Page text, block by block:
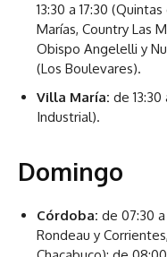
13:30 a 17:30
Marías, Country Las
Obispo Angelelli y
(Los Boulevares).
Villa María: de
Industrial).
Domingo
Córdoba: de 07:30
Rondeau y